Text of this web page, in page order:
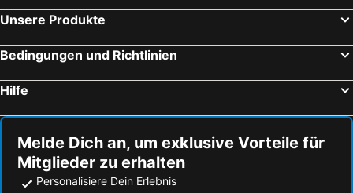
Unsere Produkte
Bedingungen und Richtlinien
Hilfe
Melde Dich an, um exklusive Vorteile für
Mitglieder zu erhalten
Personalisiere Dein Erlebnis